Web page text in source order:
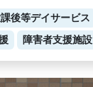
後等デイサービス
障害者支援施設